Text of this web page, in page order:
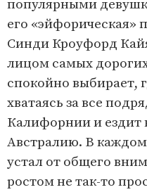
популярными
его «эйфорическая»
Синди Кроуфорд
лицом самых
спокойно выбирает,
хватаясь за все
Калифорнии и ездит
Австралию. В
устал от общего
ростом не так-то